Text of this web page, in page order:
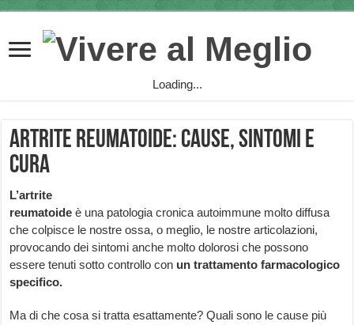
Loading...
Artrite reumatoide: cause, sintomi e
cura
L’artrite
reumatoide è una patologia cronica autoimmune molto diffusa
che colpisce le nostre ossa, o meglio, le nostre articolazioni,
provocando dei sintomi anche molto dolorosi che possono
essere tenuti sotto controllo con un trattamento farmacologico
specifico.
Ma di che cosa si tratta esattamente? Quali sono le cause più